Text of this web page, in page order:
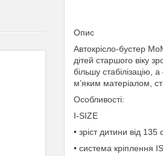
Опис
Автокрісло-бустер
дітей старшого віку
більшу стабілізацію,
м’яким матеріалом,
Особливості:
I-SIZE
• зріст дитини від
• система кріплення